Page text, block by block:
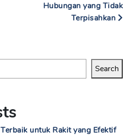
Hubungan yang Tidak
Terpisahkan
Search
untuk Rakit yang Efektif